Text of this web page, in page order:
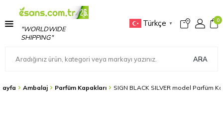
"WORLDWIDE
SHIPPING"
Türkçe ▼
0
ARA
Ambalaj Parfüm Kapakları SIGN BLACK SILVER model Parfüm